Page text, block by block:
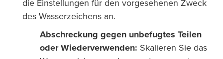
die Einstellungen für den vorgesehenen Zweck
des Wasserzeichens an.
Abschreckung gegen unbefugtes Teilen
oder Wiederverwenden: Skalieren Sie das